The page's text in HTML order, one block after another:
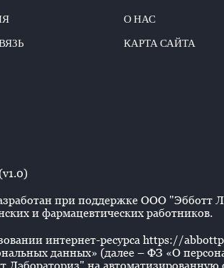
О НАС
КАРТА САЙТА
при поддержке ООО "Эбботт
и фармацевтических работников.
интернет-ресурса https://
данных» (далее – ФЗ «О
на автоматизированную